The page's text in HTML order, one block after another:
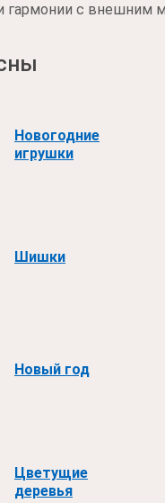
гармонии с внешним
Новогодние
игрушки
Шишки
Новый год
Цветущие
деревья